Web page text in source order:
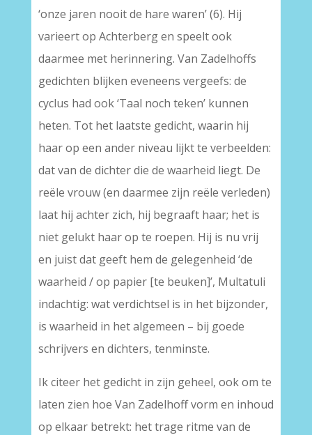
‘onze jaren nooit de hare waren’ (6). Hij
varieert op Achterberg en speelt ook
daarmee met herinnering. Van Zadelhoffs
gedichten blijken eveneens vergeefs: de
cyclus had ook ‘Taal noch teken’ kunnen
heten. Tot het laatste gedicht, waarin hij
haar op een ander niveau lijkt te verbeelden:
dat van de dichter die de waarheid liegt. De
reële vrouw (en daarmee zijn reële verleden)
laat hij achter zich, hij begraaft haar; het is
niet gelukt haar op te roepen. Hij is nu vrij
en juist dat geeft hem de gelegenheid ‘de
waarheid / op papier [te beuken]’, Multatuli
indachtig: wat verdichtsel is in het bijzonder,
is waarheid in het algemeen – bij goede
schrijvers en dichters, tenminste.
Ik citeer het gedicht in zijn geheel, ook om te
laten zien hoe Van Zadelhoff vorm en inhoud
op elkaar betrekt: het trage ritme van de